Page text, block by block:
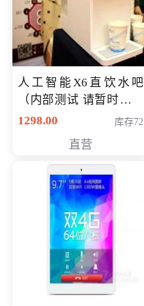
人工智能X6直饮水吧
（内部测试 请暂时不要
购买）
1298.00 库存72
直营